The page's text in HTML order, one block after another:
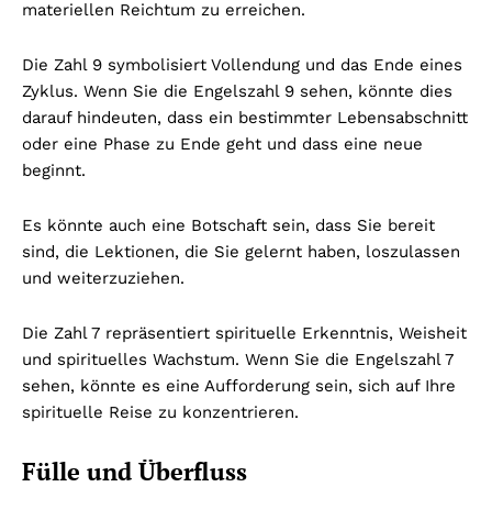
materiellen Reichtum zu erreichen.
Die Zahl 9 symbolisiert Vollendung und das Ende eines
Zyklus. Wenn Sie die Engelszahl 9 sehen, könnte dies
darauf hindeuten, dass ein bestimmter Lebensabschnitt
oder eine Phase zu Ende geht und dass eine neue
beginnt.
Es könnte auch eine Botschaft sein, dass Sie bereit
sind, die Lektionen, die Sie gelernt haben, loszulassen
und weiterzuziehen.
Die Zahl 7 repräsentiert spirituelle Erkenntnis, Weisheit
und spirituelles Wachstum. Wenn Sie die Engelszahl 7
sehen, könnte es eine Aufforderung sein, sich auf Ihre
spirituelle Reise zu konzentrieren.
Fülle und Überfluss